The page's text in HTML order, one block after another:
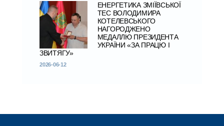
ЕНЕРГЕТИКА ЗМІЇВСЬКОЇ
ТЕС ВОЛОДИМИРА
КОТЕЛЕВСЬКОГО
НАГОРОДЖЕНО
МЕДАЛЛЮ ПРЕЗИДЕНТА
УКРАЇНИ «ЗА ПРАЦЮ І
ЗВИТЯГУ»
2026-06-12